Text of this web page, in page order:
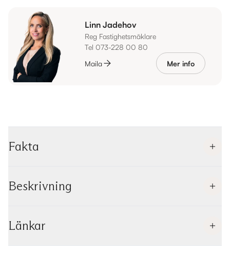
Linn Jadehov
Reg Fastighetsmäklare
Tel 073-228 00 80
Maila
Mer info
Fakta
Beskrivning
Länkar